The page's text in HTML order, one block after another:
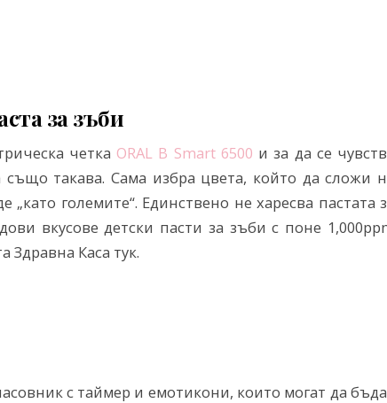
за зъби
четка ORAL B Smart 6500 и за да се
такава. Сама избра цвета, който да сложи
„като големите“. Единствено не харесва пастата
вкусове детски пасти за зъби с поне
Каса тук.
с таймер и емотикони, които могат да